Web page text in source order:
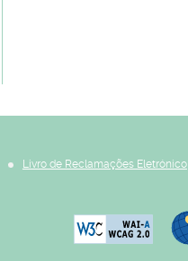
Livro de Reclamações Eletrónico